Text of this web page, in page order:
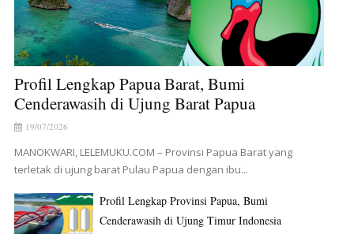
Profil Lengkap Papua Barat, Bumi
Cenderawasih di Ujung Barat Papua
19/07/2026
MANOKWARI, LELEMUKU.COM – Provinsi Papua Barat yang
terletak di ujung barat Pulau Papua dengan ibu...
Profil Lengkap Provinsi Papua, Bumi
Cenderawasih di Ujung Timur Indonesia